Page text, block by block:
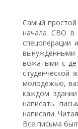
Самый
начала СВО в
спецоперации
вожатыми с
студенческой
молодежью,
каждом
написать
написали.
Все письма